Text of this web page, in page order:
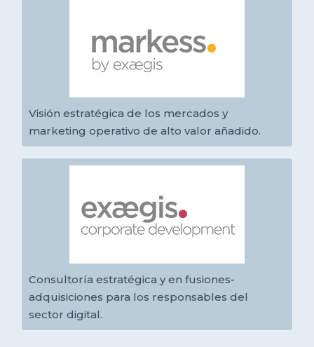
Visión estratégica de los mercados y
marketing operativo de alto valor añadido.
Consultoría estratégica y en fusiones-
adquisiciones para los responsables del
sector digital.